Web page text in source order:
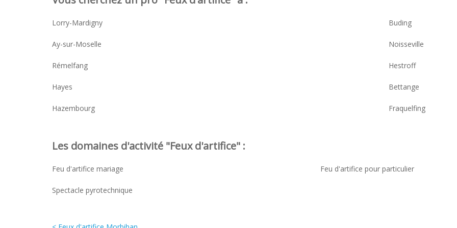
Lorry-Mardigny Buding
Ay-sur-Moselle Noisseville
Rémelfang Hestroff
Hayes Bettange
Hazembourg Fraquelfing
Les domaines d'activité "Feux d'artifice" :
Feu d'artifice mariage Feu d'artifice pour particulier
Spectacle pyrotechnique